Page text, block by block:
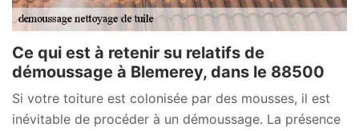
Ce qui est à retenir su relatifs de
démoussage à Blemerey, dans le 88500
Si votre toiture est colonisée par des mousses, il est
inévitable de procéder à un démoussage. La présence